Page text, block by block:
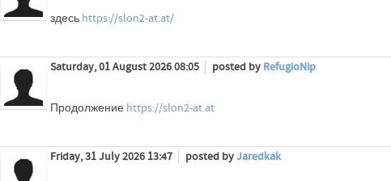
здесь https://slon2-at.at/
Saturday, 01 August 2026 08:05 posted by RefugioNip
Продолжение https://slon2-at.at
Friday, 31 July 2026 13:47 posted byJaredkak